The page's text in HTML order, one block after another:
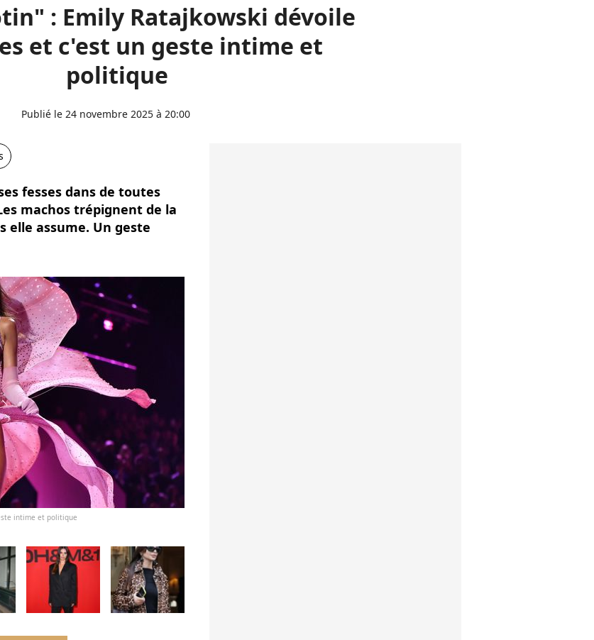
: Emily Ratajkowski dévoile
et c'est un geste intime et
politique
Publié le 24 novembre 2025 à 20:00
fesses dans de toutes
machos trépignent de la
elle assume. Un geste
intime et politique